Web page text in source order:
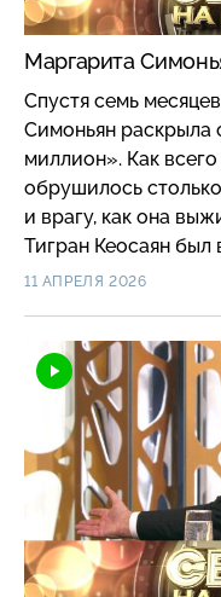
Маргарита
Спустя семь
Симоньян раскрыла
миллион». Как
обрушилось
и врагу, как она
Тигран Кеосаян был
боится своего
другим стало легче…
11 АПРЕЛЯ 2026